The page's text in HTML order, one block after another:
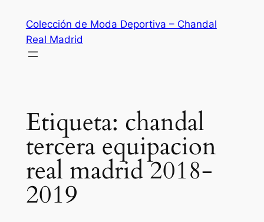
contenido
Colección de Moda Deportiva – Chandal
Real Madrid
Etiqueta: chandal
tercera equipacion
real madrid 2018-
2019